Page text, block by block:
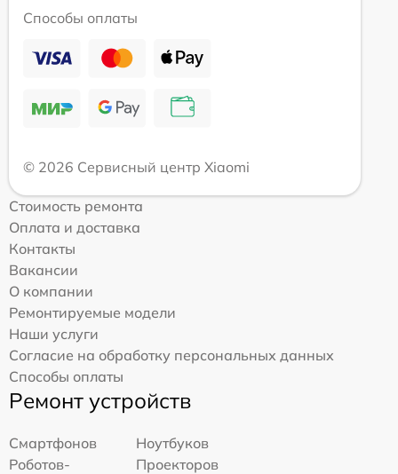
Способы оплаты
© 2026 Сервисный центр Xiaomi
Стоимость ремонта
Оплата и доставка
Контакты
Вакансии
О компании
Ремонтируемые модели
Наши услуги
Согласие на обработку персональных данных
Способы оплаты
Ремонт устройств
Смартфонов
Ноутбуков
Роботов-
Проекторов